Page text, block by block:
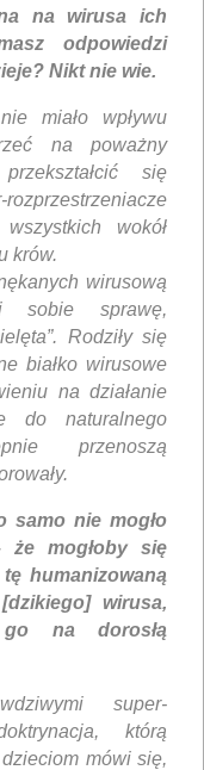
na wirusa ich
odpowiedzi
Nikt nie wie.
miało wpływu
na poważny
się
wokół
krów.
wirusową
sobie sprawę,
Rodziły się
białko wirusowe
na działanie
do naturalnego
przenoszą
samo nie mogło
że mogłoby się
humanizowaną
wirusa,
na dorosłą
super-
którą
mówi się,